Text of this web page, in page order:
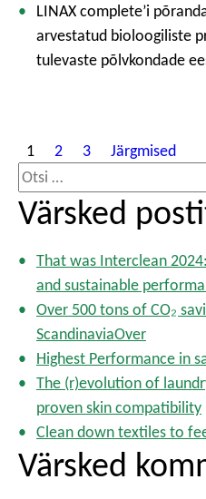
LINAX complete’i
arvestatud bioloogiliste
tulevaste põlvkondade
P
o
s
t
p
g
i
a
t
o
n
1 2 3
Järgmised
O
t
s
Värsked
That was Interclean
and sustainable
Over 500 tons of CO₂
ScandinaviaOver
Highest Performance in
The (r)evolution of
proven skin compatibility
Clean down textiles to
Värsked